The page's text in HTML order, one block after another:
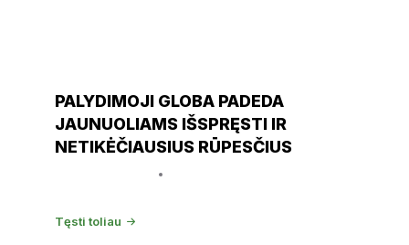
PALYDIMOJI GLOBA PADEDA
JAUNUOLIAMS IŠSPRĘSTI IR
NETIKĖČIAUSIUS RŪPESČIUS
Tęsti toliau